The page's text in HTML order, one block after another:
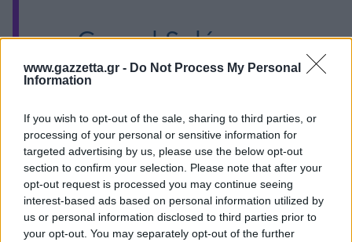
www.gazzetta.gr - Do Not Process My Personal
Information
If you wish to opt-out of the sale, sharing to third parties, or
processing of your personal or sensitive information for
targeted advertising by us, please use the below opt-out
section to confirm your selection. Please note that after your
opt-out request is processed you may continue seeing
interest-based ads based on personal information utilized by
us or personal information disclosed to third parties prior to
your opt-out. You may separately opt-out of the further
— Gerard Solé
(@gsole14)November
9, 2025